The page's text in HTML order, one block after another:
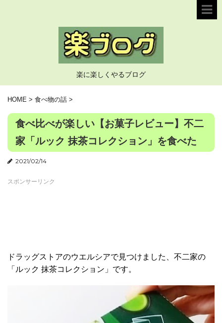
楽に楽しくやるブログ
HOME > 食べ物の話 >
食べ比べが楽しい【お菓子レビュー】不二
家「ルック 抹茶コレクション」を食べた
2021/02/14
スポンサーリンク
ドラッグストアのウエルシアで見つけました、不二家の
「ルック 抹茶コレクション」です。